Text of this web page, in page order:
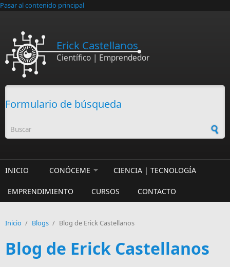
Pasar al contenido principal
Erick Castellanos
Científico | Emprendedor
Formulario de búsqueda
INICIO CONÓCEME CIENCIA | TECNOLOGÍA
EMPRENDIMIENTO CURSOS CONTACTO
Inicio / Blogs / Blog de Erick Castellanos
Blog de Erick Castellanos